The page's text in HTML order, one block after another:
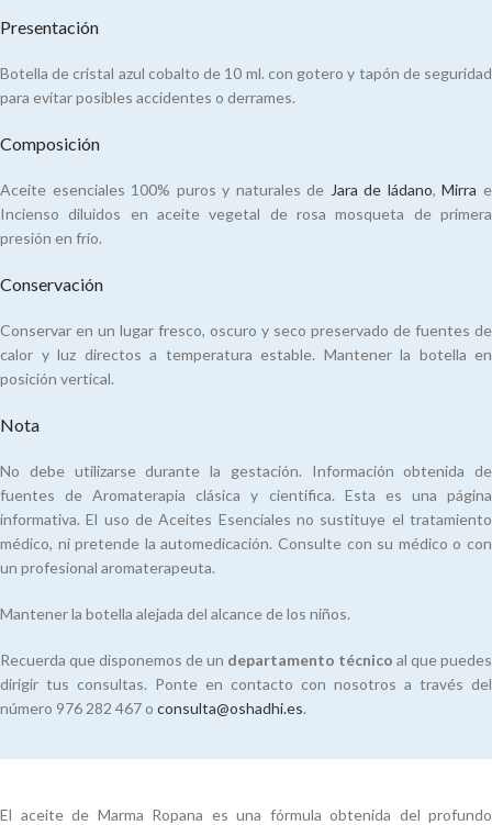
Presentación
Botella de cristal azul cobalto de 10 ml. con gotero y tapón de seguridad
para evitar posibles accidentes o derrames.
Composición
Aceite esenciales 100% puros y naturales de Jara de ládano,Mirra e
Incienso diluidos en aceite vegetal de rosa mosqueta de primera
presión en frío.
Conservación
Conservar en un lugar fresco, oscuro y seco preservado de fuentes de
calor y luz directos a temperatura estable. Mantener la botella en
posición vertical.
Nota
No debe utilizarse durante la gestación. Información obtenida de
fuentes de Aromaterapia clásica y científica. Esta es una página
informativa. El uso de Aceites Esenciales no sustituye el tratamiento
médico, ni pretende la automedicación. Consulte con su médico o con
un profesional aromaterapeuta.
Mantener la botella alejada del alcance de los niños.
Recuerda que disponemos de un departamento técnico al que puedes
dirigir tus consultas. Ponte en contacto con nosotros a través del
número 976 282 467 o consulta@oshadhi.es.
El aceite de Marma Ropana es una fórmula obtenida del profundo